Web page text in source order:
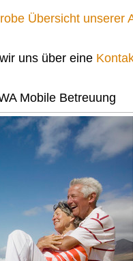
Übersicht unserer
uns über eine
Mobile Betreuung